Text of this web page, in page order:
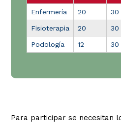
Enfermería 20 30
Fisioterapia 20 30
Podología 12 30
Para participar se necesitan